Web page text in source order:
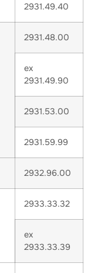
2931.49.40
2931.48.00
ex
2931.49.90
2931.53.00
2931.59.99
2932.96.00
2933.33.32
ex
2933.33.39